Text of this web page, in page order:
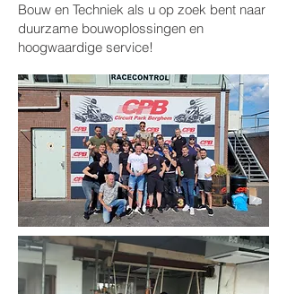
Bouw en Techniek als u op zoek bent naar
duurzame bouwoplossingen en
hoogwaardige service!